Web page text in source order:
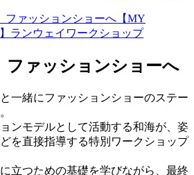
ファッションショーへ
一緒にファッションショーのステー
ンモデルとして活動する和海が、姿
を直接指導する特別ワークショップ
立つための基礎を学びながら、最終